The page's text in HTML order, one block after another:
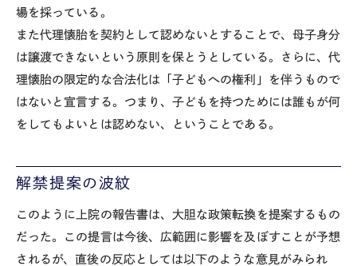
場を採っている。
また代理懐胎を契約として認めないとすることで、母子身分
は譲渡できないという原則を保とうとしている。さらに、代
理懐胎の限定的な合法化は「子どもへの権利」を伴うもので
はないと宣言する。つまり、子どもを持つためには誰もが何
をしてもよいとは認めない、ということである。
解禁提案の波紋
このように上院の報告書は、大胆な政策転換を提案するもの
だった。この提言は今後、広範囲に影響を及ぼすことが予想
されるが、直後の反応としては以下のような意見がみられ